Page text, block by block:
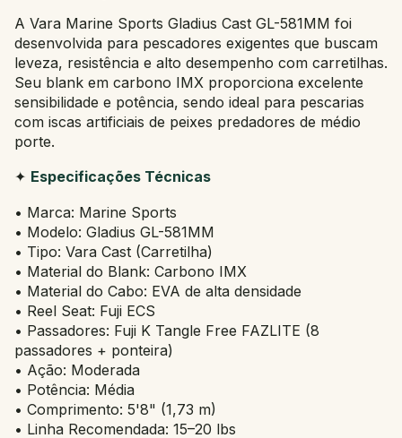
A Vara Marine Sports Gladius Cast GL-581MM foi
desenvolvida para pescadores exigentes que buscam
leveza, resistência e alto desempenho com carretilhas.
Seu blank em carbono IMX proporciona excelente
sensibilidade e potência, sendo ideal para pescarias
com iscas artificiais de peixes predadores de médio
porte.
✦ Especificações Técnicas
• Marca: Marine Sports
• Modelo: Gladius GL-581MM
• Tipo: Vara Cast (Carretilha)
• Material do Blank: Carbono IMX
• Material do Cabo: EVA de alta densidade
• Reel Seat: Fuji ECS
• Passadores: Fuji K Tangle Free FAZLITE (8
passadores + ponteira)
• Ação: Moderada
• Potência: Média
• Comprimento: 5'8" (1,73 m)
• Linha Recomendada: 15–20 lbs